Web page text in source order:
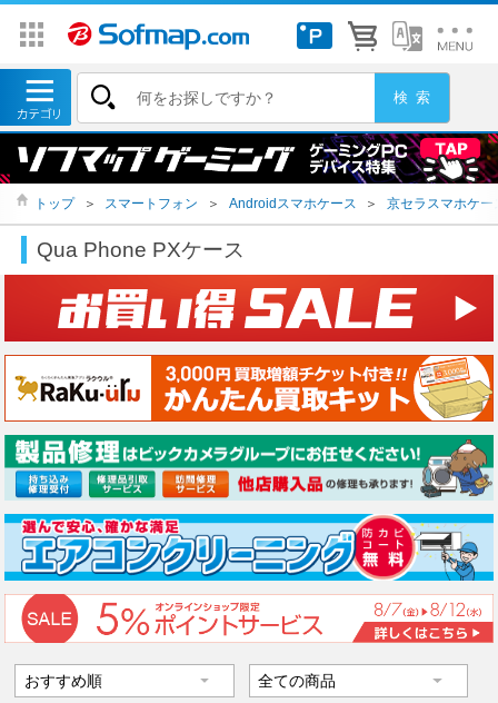
トップ ＞ スマートフォン ＞ Androidスマホケース ＞ 京セラスマホケー
Qua Phone PXケース